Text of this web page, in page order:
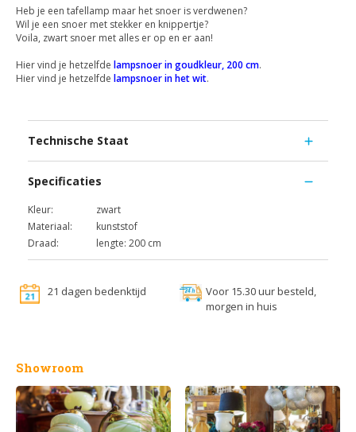
Heb je een tafellamp maar het snoer is verdwenen?
Wil je een snoer met stekker en knippertje?
Voila, zwart snoer met alles er op en er aan!
Hier vind je hetzelfde lampsnoer in goudkleur, 200 cm.
Hier vind je hetzelfde lampsnoer in het wit.
Technische Staat
Specificaties
Kleur:
zwart
Materiaal:
kunststof
Draad:
lengte: 200 cm
21 dagen bedenktijd
Voor 15.30 uur besteld,
morgen in huis
Showroom